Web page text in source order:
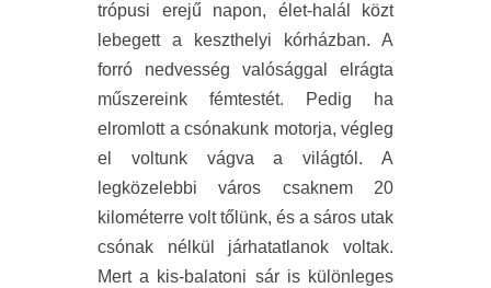
trópusi erejű napon, élet-halál közt
lebegett a keszthelyi kórházban. A
forró nedvesség valósággal elrágta
műszereink fémtestét. Pedig ha
elromlott a csónakunk motorja, végleg
el voltunk vágva a világtól. A
legközelebbi város csaknem 20
kilométerre volt tőlünk, és a sáros utak
csónak nélkül járhatatlanok voltak.
Mert a kis-balatoni sár is különleges